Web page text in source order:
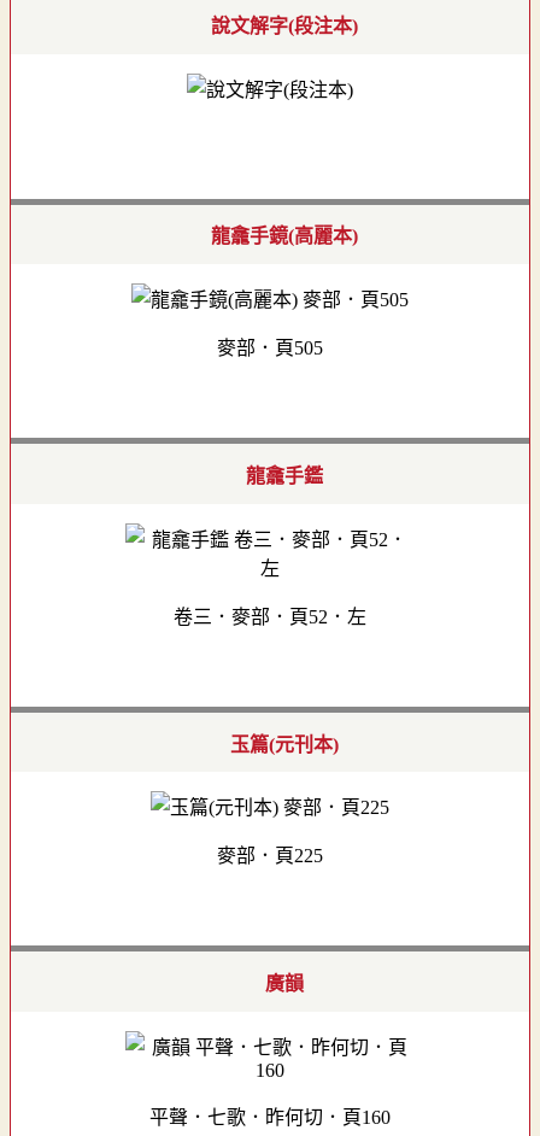
說文解字(段注本)
龍龕手鏡(高麗本)
麥部．頁505
龍龕手鑑
卷三．麥部．頁52．左
玉篇(元刊本)
麥部．頁225
廣韻
平聲．七歌．昨何切．頁160